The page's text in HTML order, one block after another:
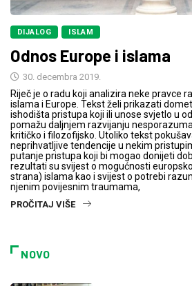
DIJALOG ISLAM
Odnos Europe i islama
30. decembra 2019.
Riječ je o radu koji analizira neke pravce
islama i Europe. Tekst želi prikazati
ishodišta pristupa koji ili unose svjetlo u
pomažu daljnjem razvijanju
kritičko i filozofijsko. Utoliko tekst
neprihvatljive tendencije u nekim
putanje pristupa koji bi mogao donijeti
rezultati su svijest o mogućnosti
strana) islama kao i svijest o potrebi
njenim povijesnim traumama,
PROČITAJ VIŠE
NOVO